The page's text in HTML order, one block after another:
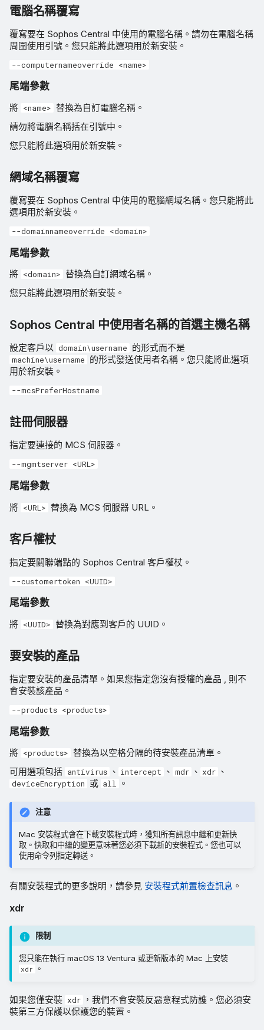
電腦名稱覆寫
覆寫要在 Sophos Central 中使用的電腦名稱。請勿在電腦名稱
周圍使用引號。您只能將此選項用於新安裝。
--computernameoverride <name>
尾端參數
將 <name>
替換為自訂電腦名稱。
請勿將電腦名稱括在引號中。
您只能將此選項用於新安裝。
網域名稱覆寫
覆寫要在 Sophos Central 中使用的電腦網域名稱。您只能將此
選項用於新安裝。
--domainnameoverride <domain>
尾端參數
將 <domain>
替換為自訂網域名稱。
您只能將此選項用於新安裝。
Sophos Central 中使用者名稱的首選主機名稱
設定客戶以 domain\username 的形式而不是
machine\username
的形式發送使用者名稱。您只能將此選項
用於新安裝。
--mcsPreferHostname
註冊伺服器
指定要連接的 MCS 伺服器。
--mgmtserver <URL>
尾端參數
將 <URL> 替換為 MCS 伺服器 URL。
客戶權杖
指定要關聯端點的 Sophos Central 客戶權杖。
--customertoken <UUID>
尾端參數
將 <UUID> 替換為對應到客戶的 UUID。
要安裝的產品
指定要安裝的產品清單。如果您指定您沒有授權的產品 , 則不
會安裝該產品。
--products <products>
尾端參數
將 <products>
替換為以空格分隔的待安裝產品清單。
可用選項包括 antivirus 、 intercept 、 mdr 、 xdr 、
deviceEncryption 或 all 。
注意
Mac 安裝程式會在下載安裝程式時，獲知所有訊息中繼和更新快
取。快取和中繼的變更意味著您必須下載新的安裝程式。您也可以
使用命令列指定轉送。
有關安裝程式的更多說明，請參見 安裝程式前置檢查訊息 。
xdr
限制
您只能在執行 macOS 13 Ventura 或更新版本的 Mac 上安裝
xdr 。
如果您僅安裝 xdr
，我們不會安裝反惡意程式防護。您必須安
裝第三方保護以保護您的裝置。